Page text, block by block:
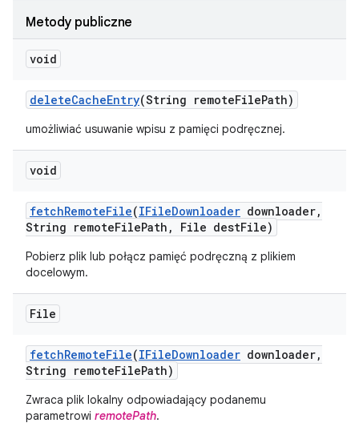
Metody publiczne
void
deleteCacheEntry(String remoteFilePath)
umożliwiać usuwanie wpisu z pamięci podręcznej.
void
fetchRemoteFile(IFileDownloader downloader,
String remoteFilePath , File destFile)
Pobierz plik lub połącz pamięć podręczną z plikiem
docelowym.
File
fetchRemoteFile(IFileDownloader downloader,
String remoteFilePath)
Zwraca plik lokalny odpowiadający podanemu
parametrowi remotePath.